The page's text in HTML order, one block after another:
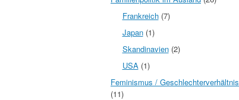
Frankreich(7)
Japan(1)
Skandinavien(2)
USA(1)
Feminismus / Geschlechterverhältnis
(11)